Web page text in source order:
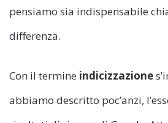
pensiamo sia indispensabile
differenza.
Con il termine indicizzazione
abbiamo descritto poc’anzi,